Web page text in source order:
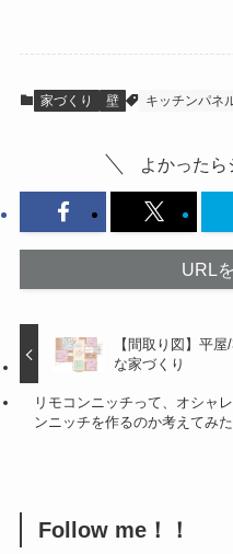
家づくり 壁 キッチンパネ
よかったら
URL
【間取り図】平
な家づくり
リモコンニッチって、オシャ
ンニッチを作るのか考えてみ
Follow me！！